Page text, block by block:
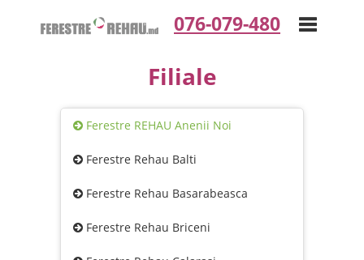
076-079-480
Filiale
Ferestre REHAU Anenii Noi
Ferestre Rehau Balti
Ferestre Rehau Basarabeasca
Ferestre Rehau Briceni